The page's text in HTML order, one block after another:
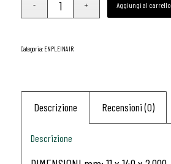
Aggiungi al carrello
Categoria: ENPLEINAIR
Descrizione Recensioni (0)
Descrizione